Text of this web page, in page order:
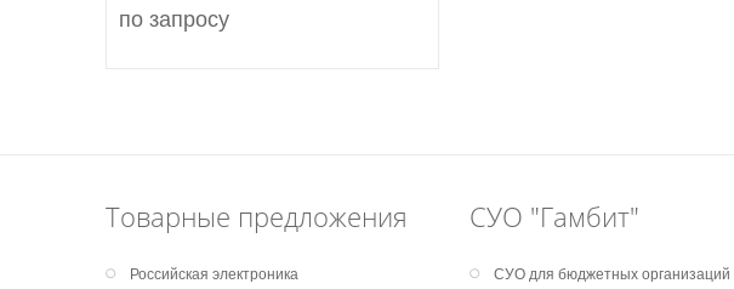
по запросу
Товарные предложения
Российская электроника
СУО "Гамбит"
СУО для бюджетных организаций